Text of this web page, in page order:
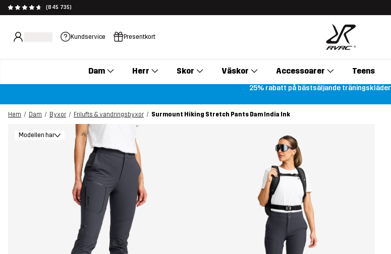
(845 735)
Kundservice Presentkort
Dam Herr Skor Väskor Accessoarer Teens
25% rabatt på bästsäljande träningskläder
Hem Dam Byxor Frilufts & vandringsbyxor
Surmount Hiking Stretch Pants Dam India Ink
Modellen har